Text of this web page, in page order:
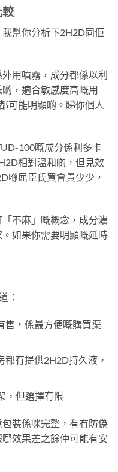
幫你分析下2H2D同佢
外用噴霧，成分都係以利
，適合敏感度高嘅用
可能明顯啲。睇你個人
100嘅成分係利多卡
相對溫和啲，但見效
喺屈臣氏買會貴少少，
「不麻」嘅概念，成分濃
如果你需要明顯嘅延時
：
售，係最方便嘅購買渠
有提供2H2D持久液，
，但選擇有限
裝係咪完整，有冇防偽
效果差之餘仲可能有安